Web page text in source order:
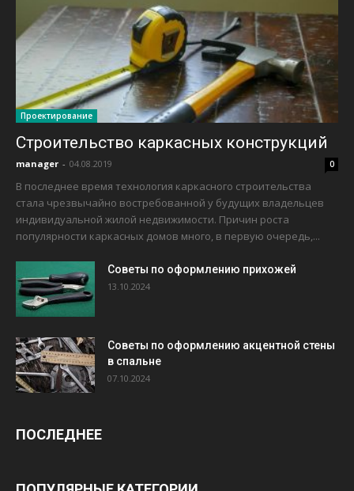
Проектирование
Строительство каркасных конструкций
manager - 04.08.2019 0
В последнее время технология каркасного строительства
стала чрезвычайно востребованной у будущих владельцев
индивидуальной жилой недвижимости. Причин роста
популярности каркасных домов много, в первую очередь,...
Советы по оформлению прихожей
13.10.2024
Советы по оформлению акцентной стены
в спальне
07.10.2024
ПОСЛЕДНЕЕ